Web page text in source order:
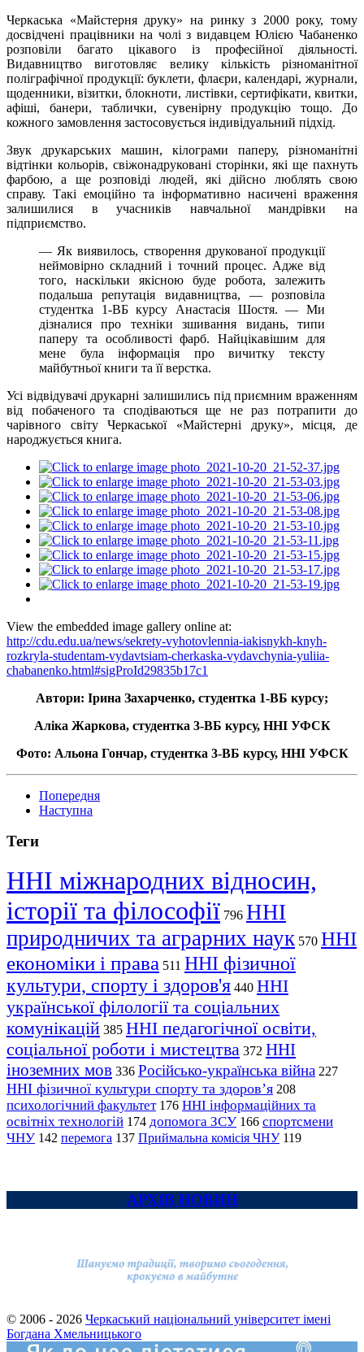
Черкаська «Майстерня друку» на ринку з 2000 року, тому
досвідчені працівники на чолі з видавцем Юлією Чабаненко
розповіли багато цікавого із професійної діяльності.
Видавництво виготовляє велику кількість різноманітної
поліграфічної продукції: буклети, флаєри, календарі, журнали,
щоденники, візитки, блокноти, листівки, сертифікати, квитки,
афіші, банери, таблички, сувенірну продукцію тощо. До
кожного замовлення застосовується індивідуальний підхід.
Звук друкарських машин, кілограми паперу, різноманітні
відтінки кольорів, свіжонадруковані сторінки, які ще пахнуть
фарбою, а ще розповіді людей, які дійсно люблять свою
справу. Такі емоційно та інформативно насичені враження
залишилися в учасників навчальної мандрівки на
підприємство.
— Як виявилось, створення друкованої продукції
неймовірно складний і точний процес. Адже від
того, наскільки якісною буде робота, залежить
подальша репутація видавництва, — розповіла
студентка 1-ВБ курсу Анастасія Шостя. — Ми
дізналися про техніки зшивання видань, типи
паперу та особливості фарб. Найцікавішим для
мене була інформація про вичитку тексту
майбутньої книги та її верстка.
Усі відвідувачі друкарні залишились під приємним враженням
від побаченого та сподіваються ще не раз потрапити до
чарівного світу Черкаської «Майстерні друку», місця, де
народжується книга.
View the embedded image gallery online at:
http://cdu.edu.ua/news/sekrety-vyhotovlennia-iakisnykh-knyh-
rozkryla-studentam-vydavtsiam-cherkaska-vydavchynia-yuliia-
chabanenko.html#sigProId29835b17c1
Автори: Ірина Захарченко, студентка 1-ВБ курсу;
Аліка Жаркова, студентка 3-ВБ курсу, ННІ УФСК
Фото: Альона Гончар, студентка 3-ВБ курсу, ННІ УФСК
Попередня
Наступна
Теги
ННІ міжнародних відносин,
історії та філософії 796 ННІ
природничих та аграрних наук 570 ННІ
економіки і права 511 ННІ фізичної
культури, спорту і здоров'я 440 ННІ
української філології та соціальних
комунікацій 385 ННІ педагогічної освіти,
соціальної роботи і мистецтва 372 ННІ
іноземних мов 336 Російсько-українська війна 227
ННІ фізичної культури спорту та здоров’я 208
психологічний факультет 176 ННІ інформаційних та
освітніх технологій 174 допомога ЗСУ 166 спортсмени
ЧНУ 142 перемога 137 Приймальна комісія ЧНУ 119
АРХІВ НОВИН
© 2006 - 2026 Черкаський національний університет імені
Богдана Хмельницького